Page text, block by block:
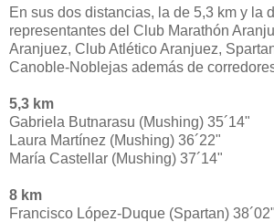
En sus dos distancias, la de 5,3 km y la
representantes del Club Marathón
Aranjuez, Club Atlético Aranjuez,
Canoble-Noblejas además de
5,3 km
Gabriela Butnarasu (Mushing) 35´14"
Laura Martínez (Mushing) 36´22"
María Castellar (Mushing) 37´14"
8 km
Francisco López-Duque (Spartan) 38´02"